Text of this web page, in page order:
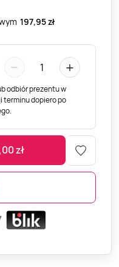
197,95 zł
− 1 +
odbiór prezentu w
terminu dopiero po
zł